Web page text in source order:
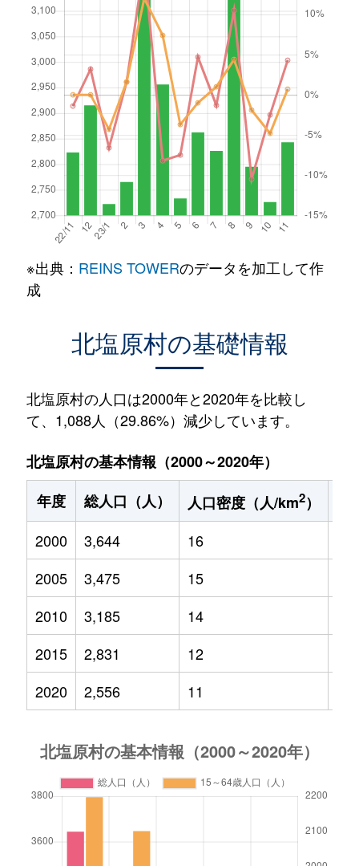
※出典： REINS TOWERのデータを加工して作
成
北塩原村の基礎情報
北塩原村の人口は2000年と2020年を比較し
て、1,088人（29.86%）減少しています。
北塩原村の基本情報（2000～2020年）
年度
総人口（人） 人口密度（人/km2）
2000
3,644 16
2005
3,475 15
2010
3,185 14
2015
2,831 12
2020
2,556 11